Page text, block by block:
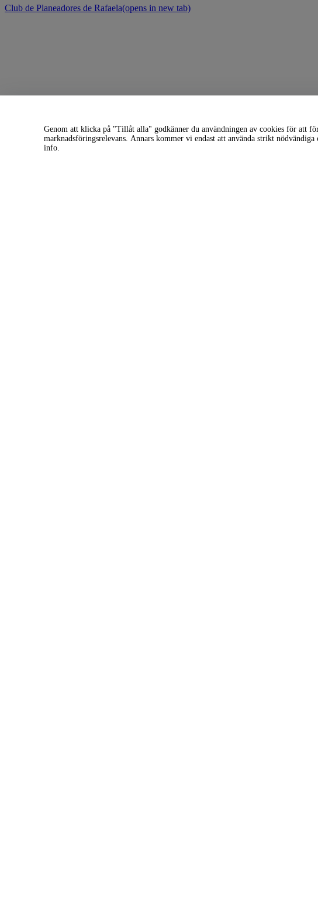
Club de Planeadores de Rafaela(opens in new tab)
Genom att klicka på "Tillåt alla" godkänner du användningen av cookies för att
marknadsföringsrelevans. Annars kommer vi endast att använda strikt nödvändiga
info.